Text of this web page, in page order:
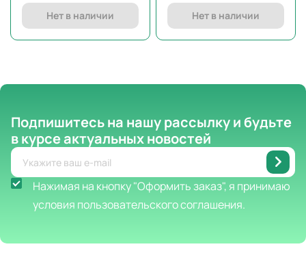
Нет в наличии Нет в наличии
Подпишитесь на нашу рассылкуи будьте
в курсе актуальных новостей
Нажимая на кнопку "Оформить заказ", я принимаю
условия пользовательского соглашения.